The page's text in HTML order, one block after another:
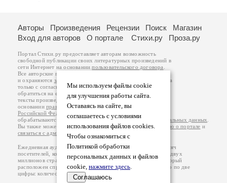
Мы используем файлы cookie
для улучшения работы сайта.
Оставаясь на сайте, вы
соглашаетесь с условиями
использования файлов cookies.
Чтобы ознакомиться с
Политикой обработки
персональных данных и файлов
cookie, нажмите здесь.
Соглашаюсь
Авторы Произведения Рецензии Поиск
Магазин
Вход для авторов
О портале Стихи.ру Проза.ру
Портал Стихи.ру предоставляет авторам возможность
свободной публикации своих литературных произведений в
сети Интернет на основаниипользовательского договора
Все авторские права на произведения принадлежат авторам
и охраняются законом
. Перепечатка произведений возможна
только с согласия его автора, к которому вы можете
обратиться на его авторской странице. Ответственность за
тексты произведений авторы несут самостоятельно на
основанииправил публикацииизаконодательства
Российской Федерации
обрабатываются на основанииПолитики обработки персональных данных
Вы также можете посмотреть более подробнуюинформацию о портале и
связаться с администрацией
Ежедневная аудитория портала Стихи.ру – порядка 200 тысяч
посетителей, которые в общей сумме просматривают более двух
миллионов страниц по данным счетчика посещаемости, который
расположен справа от этого текста. В каждой графе указано по две
цифры: количество просмотров и количество посетителей.